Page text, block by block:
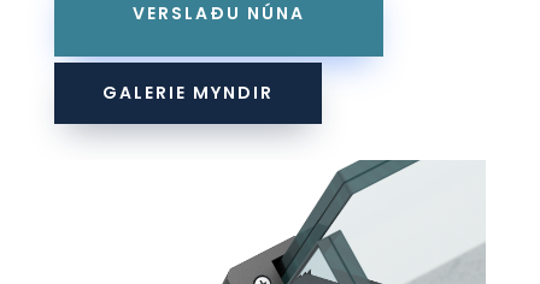
VERSLAÐU NÚNA
GALERIE MYNDIR